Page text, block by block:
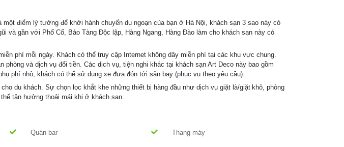
điểm lý tưởng để khởi hành chuyến du ngoạn của bạn ở Hà Nội, khách sạn 3 sao này có
và gần với Phố Cổ, Bảo Tàng Độc lập, Hàng Ngang, Hàng Đào làm cho khách sạn này có
phí mỗi ngày. Khách có thể truy cập Internet không dây miễn phí tại các khu vực chung.
và dịch vụ đổi tiền. Các dịch vụ, tiện nghi khác tại khách sạn Art Deco này bao gồm
phí nhỏ, khách có thể sử dụng xe đưa đón tới sân bay (phục vụ theo yêu cầu).
du khách. Sự chọn lọc khắt khe những thiết bị hàng đầu như dịch vụ giặt là/giặt khô, phòng
tận hưởng thoải mái khi ở khách sạn.
Quán bar
Thang máy